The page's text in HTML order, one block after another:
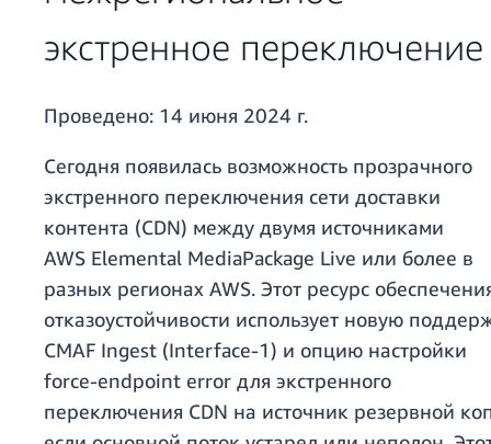
экстренное переключение
Проведено: 14 июня 2024 г.
Сегодня появилась возможность прозрачного
экстренного переключения сети доставки
контента (CDN) между двумя источниками
AWS Elemental MediaPackage Live или более в
разных регионах AWS. Этот ресурс
отказоустойчивости использует новую
CMAF Ingest (Interface-1) и опцию настройки
force-endpoint error для экстренного
переключения CDN на источник резервной